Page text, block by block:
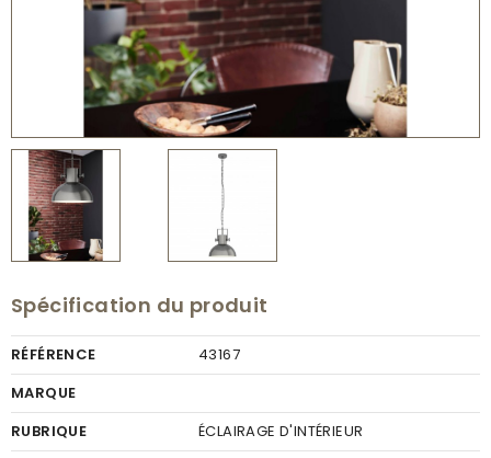
Spécification du produit
RÉFÉRENCE
43167
MARQUE
RUBRIQUE
ÉCLAIRAGE D'INTÉRIEUR